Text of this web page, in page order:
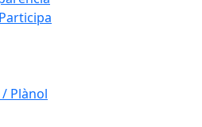
Plànol